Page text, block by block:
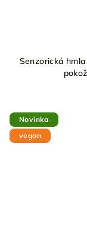
Senzorická
Novinka
vegan